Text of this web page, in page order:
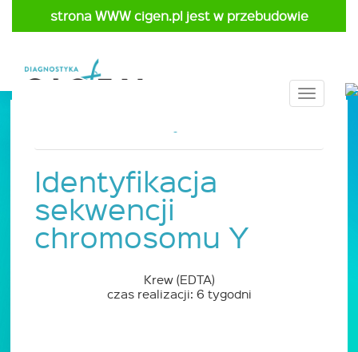
strona WWW cigen.pl jest w przebudowie
Toggle
Identyfikacja
sekwencji
chromosomu Y
Krew (EDTA)
czas realizacji: 6 tygodni